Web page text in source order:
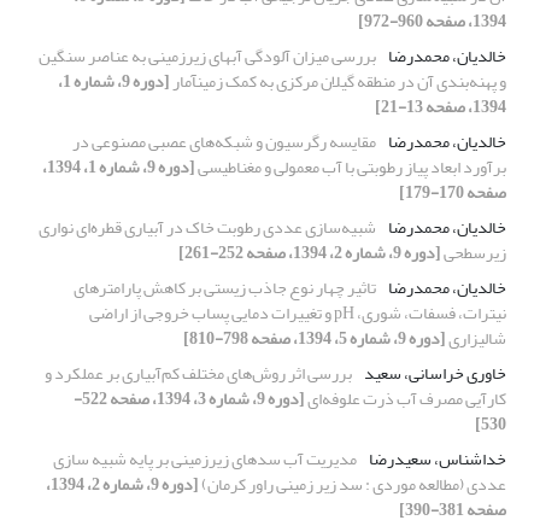
1394، صفحه 960-972]
خالدیان، محمدرضا بررسی میزان آلودگی آبهای زیرزمینی به عناصر سنگین
و پهنه‌بندی آن در منطقه گیلان مرکزی به کمک زمینآمار [دوره 9، شماره 1،
1394، صفحه 13-21]
خالدیان، محمدرضا مقایسه رگرسیون و شبکه‌های عصبی مصنوعی در
برآورد ابعاد پیاز رطوبتی با آب معمولی و مغناطیسی [دوره 9، شماره 1، 1394،
صفحه 170-179]
خالدیان، محمدرضا شبیه‌سازی عددی رطوبت خاک در آبیاری قطره‌ای نواری
زیرسطحی[دوره 9، شماره 2، 1394، صفحه 252-261]
خالدیان، محمدرضا تاثیر چهار نوع جاذب زیستی بر کاهش پارامتر‌های
نیترات، فسفات، شوری، pH و تغییرات دمایی پساب خروجی از اراضی
شالیزاری[دوره 9، شماره 5، 1394، صفحه 798-810]
خاوری خراسانی، سعید بررسی اثر روش‌های مختلف کم‌آبیاری بر عملکرد و
کارآیی مصرف آب ذرت علوفه‌ای [دوره 9، شماره 3، 1394، صفحه 522-
530]
خداشناس، سعیدرضا مدیریت آب سدهای زیرزمینی بر پایه شبیه سازی
عددی (مطالعه موردی : سد زیر زمینی راور کرمان) [دوره 9، شماره 2، 1394،
صفحه 381-390]